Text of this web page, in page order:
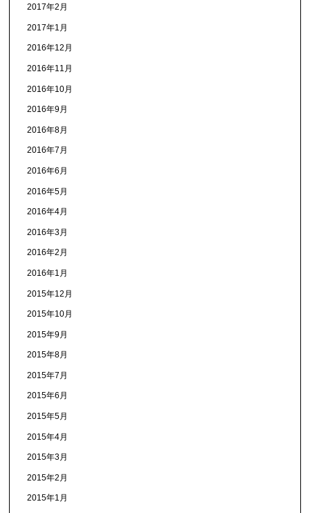
2017年2月
2017年1月
2016年12月
2016年11月
2016年10月
2016年9月
2016年8月
2016年7月
2016年6月
2016年5月
2016年4月
2016年3月
2016年2月
2016年1月
2015年12月
2015年10月
2015年9月
2015年8月
2015年7月
2015年6月
2015年5月
2015年4月
2015年3月
2015年2月
2015年1月